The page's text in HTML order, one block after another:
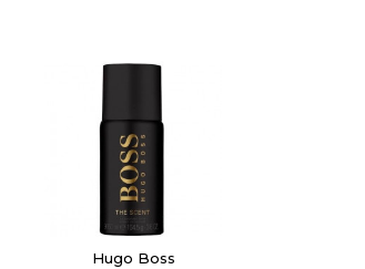
Hugo Boss